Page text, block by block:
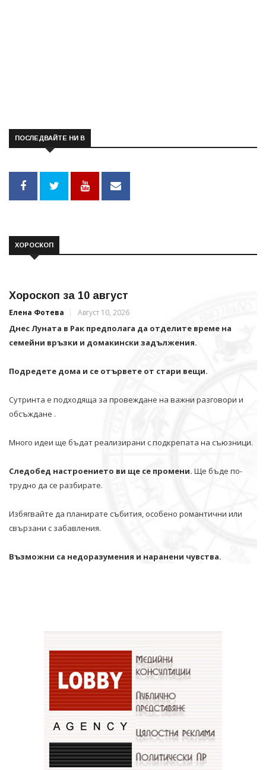
ПОСЛЕДВАЙТЕ НИ В
ХОРОСКОП
Хороскоп за 10 август
Елена Фотева Август 10, 2026
Днес Луната в Рак предполага да отделите време на
семейни връзки и домакински задължения.
Подредете дома и се отървете от стари вещи.
Сутринта е подходяща за провеждане на важни разговори и
обсъждане .
Много идеи ще бъдат реализирани с подкрепата на съюзници.
Следобед настроението ви ще се промени. Ще бъде по-
трудно да се разбирате.
Избягвайте да планирате събития, особено романтични или
свързани с забавления.
Възможни са недоразумения и наранени чувства.